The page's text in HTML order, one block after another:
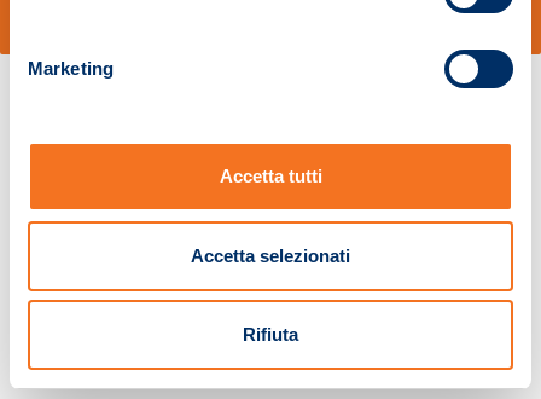
Marketing
Accetta tutti
Accetta selezionati
Rifiuta